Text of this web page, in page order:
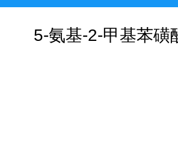
5-氨基-2-甲基苯磺